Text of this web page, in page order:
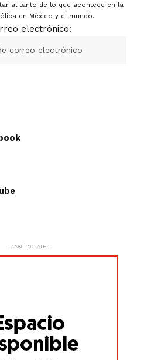
al tanto de lo que acontece en la
en México y el mundo.
electrónico:
- ¡ANÚNCIATE! -